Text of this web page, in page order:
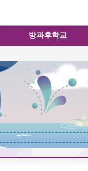
방과후학교